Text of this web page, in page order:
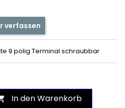
verfassen
9 polig Terminal schraubbar
In den Warenkorb